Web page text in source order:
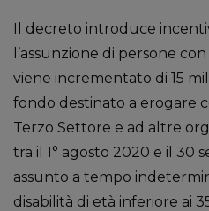
Il decreto introduce
l’assunzione di persone
viene incrementato di 15
fondo destinato a erogare
Terzo Settore e ad altre
tra il 1° agosto 2020 e il 30
assunto a tempo
disabilità di età inferiore ai